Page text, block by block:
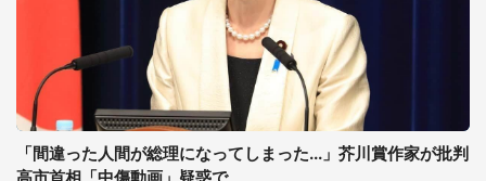
「間違った人間が総理になってしまった...」芥川賞作家が批判